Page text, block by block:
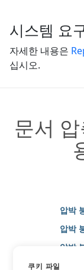
시스템 요
자세한 내용은
십시오.
문서
압박
압박
압박
쿠키 파일